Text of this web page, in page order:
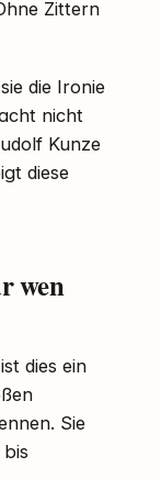
Zittern
die Ironie
nicht
Kunze
diese
wen
dies ein
Sie